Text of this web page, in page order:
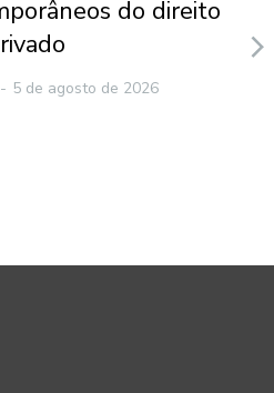
do direito
5 de agosto de 2026